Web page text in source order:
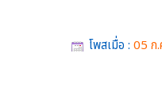
โพสเมื่อ : 05 ก